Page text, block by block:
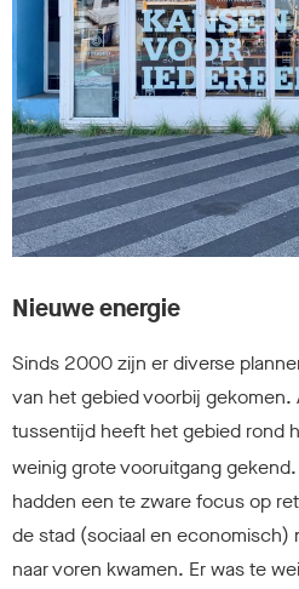
Nieuwe energie
Sinds 2000 zijn er diverse
van het gebied voorbij
tussentijd heeft het gebied rond
weinig grote vooruitgang
hadden een te zware focus op
de stad (sociaal en economisch)
naar voren kwamen. Er was te